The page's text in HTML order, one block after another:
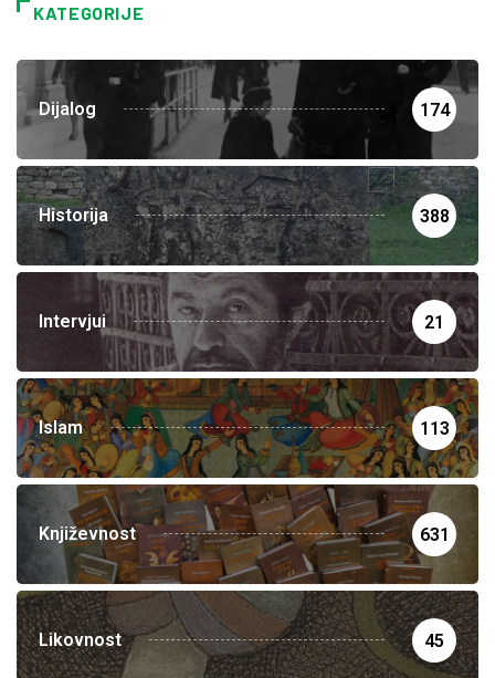
KATEGORIJE
Dijalog 174
Historija 388
Intervjui 21
Islam 113
Književnost 631
Likovnost 45